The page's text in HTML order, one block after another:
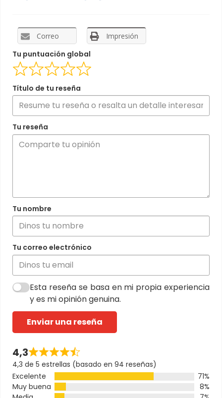
Correo Impresión
Tu puntuación global
Título de tu reseña
Tu reseña
Tu nombre
Tu correo electrónico
Esta reseña se basa en mi propia experiencia
y es mi opinión genuina.
Enviar una reseña
4,3
4,3 de 5 estrellas (basado en 94 reseñas)
Excelente
71%
Muy buena
8%